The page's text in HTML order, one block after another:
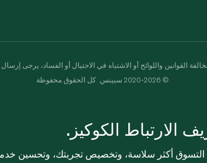
القوانين واللوائح أو الاشتباه في الاحتيال أو الفساد، يرجى إرسال
© 2020-2026 سبينس. كل الحقوق محفوظة
الارتباط الكوكيز.
التسوق أكثر سلاسة، وتخصيص تجربتك، وتحسين